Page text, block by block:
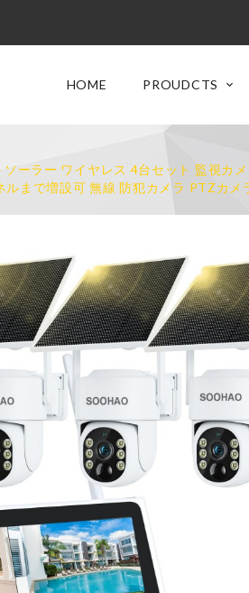
HOME PROUDCTS
ーラー ワイヤレス 4台セット 監視カ
まで増設可 無線 防犯カメラ PTZカメ